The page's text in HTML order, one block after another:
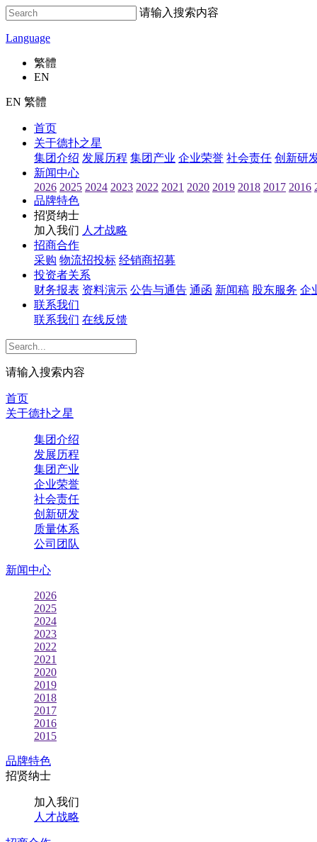
请输入搜索内容
Language
繁體
EN
EN 繁體
首页
关于德扑之星
集团介绍 发展历程 集团产业 企业荣誉 社会责任 创新研
新闻中心
2026 2025 2024 2023 2022 2021 2020 2019 2018 2017 2016
品牌特色
招贤纳士
加入我们 人才战略
招商合作
采购 物流招投标 经销商招募
投资者关系
财务报表 资料演示 公告与通告 通函 新闻稿 股东服务 企
联系我们
联系我们 在线反馈
请输入搜索内容
首页
关于德扑之星
集团介绍
发展历程
集团产业
企业荣誉
社会责任
创新研发
质量体系
公司团队
新闻中心
2026
2025
2024
2023
2022
2021
2020
2019
2018
2017
2016
2015
品牌特色
招贤纳士
加入我们
人才战略